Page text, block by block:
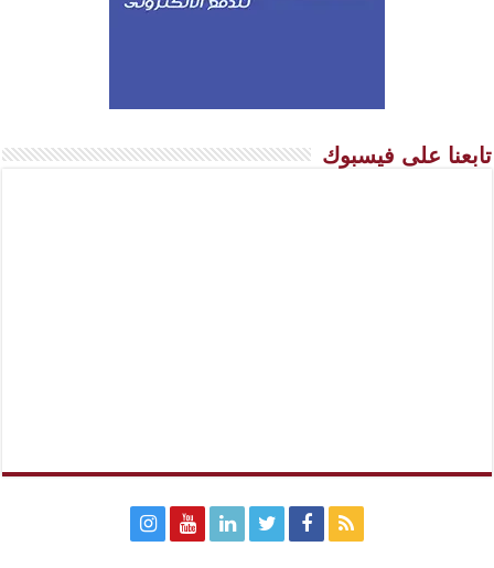
تابعنا على فيسبوك